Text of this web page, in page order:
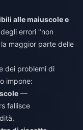
alle maiuscole e
errori "non
maggior parte delle
dei problemi di
impone:
—
fallisce